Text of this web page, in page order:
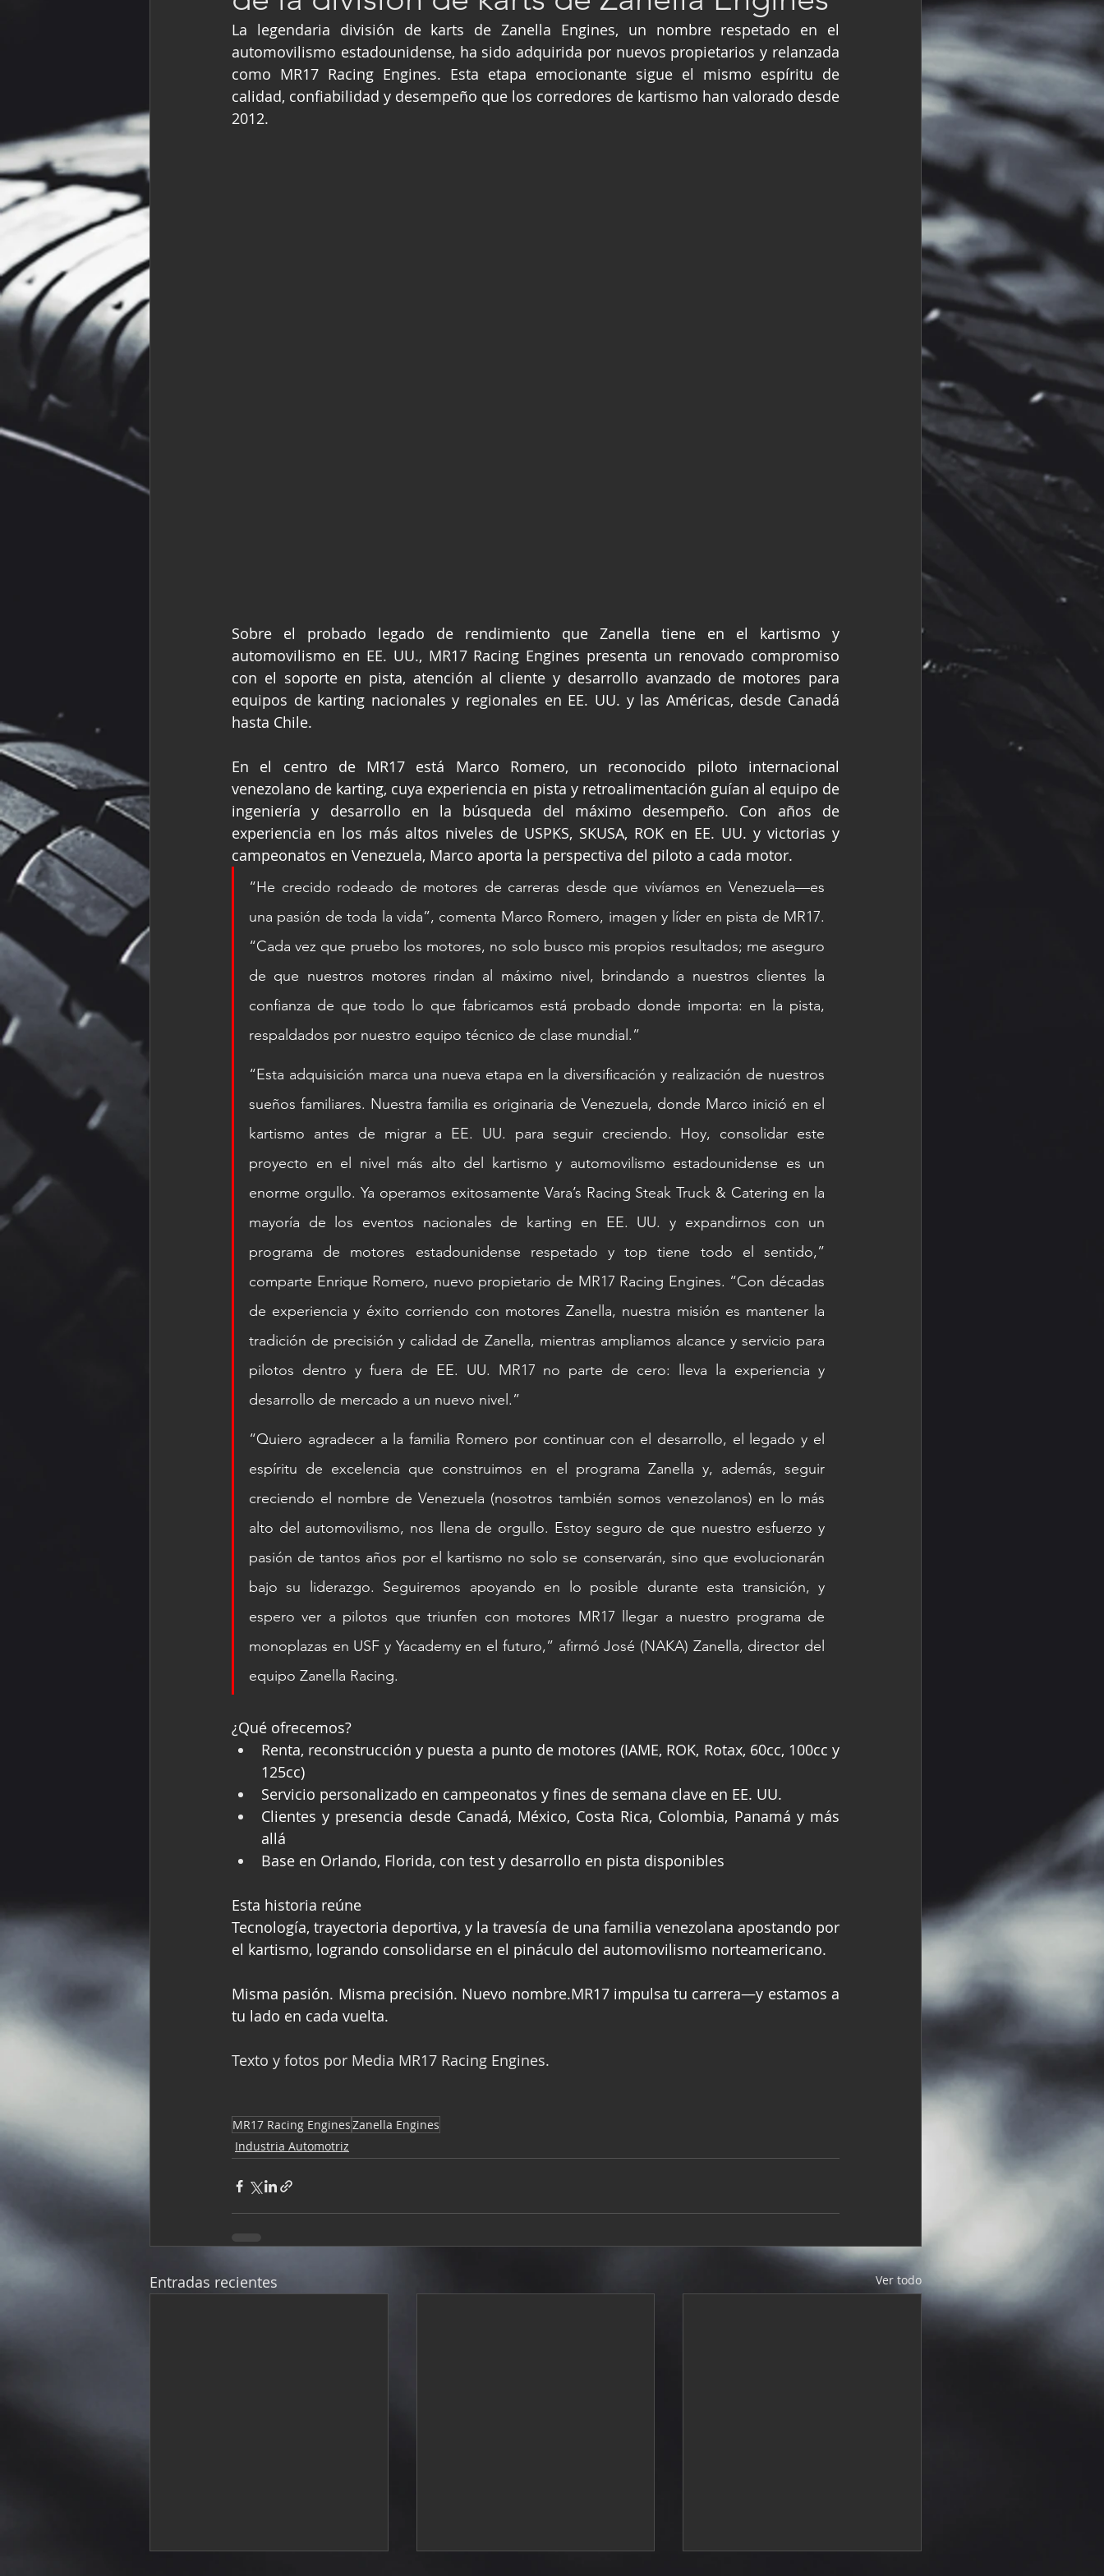
NASCAR México
La legendaria división de karts de Zanella Engines, un nombre respetado en el
automovilismo estadounidense, ha sido adquirida por nuevos propietarios y relanzada
como MR17 Racing Engines. Esta etapa emocionante sigue el mismo espíritu de
calidad, confiabilidad y desempeño que los corredores de kartismo han valorado desde
2012.
Sobre el probado legado de rendimiento que Zanella tiene en el kartismo y
automovilismo en EE. UU., MR17 Racing Engines presenta un renovado compromiso
con el soporte en pista, atención al cliente y desarrollo avanzado de motores para
equipos de karting nacionales y regionales en EE. UU. y las Américas, desde Canadá
hasta Chile.
En el centro de MR17 está Marco Romero, un reconocido piloto internacional
venezolano de karting, cuya experiencia en pista y retroalimentación guían al equipo de
ingeniería y desarrollo en la búsqueda del máximo desempeño. Con años de
experiencia en los más altos niveles de USPKS, SKUSA, ROK en EE. UU. y victorias y
campeonatos en Venezuela, Marco aporta la perspectiva del piloto a cada motor.
“He crecido rodeado de motores de carreras desde que vivíamos en Venezuela—es
una pasión de toda la vida”, comenta Marco Romero, imagen y líder en pista de MR17.
“Cada vez que pruebo los motores, no solo busco mis propios resultados; me aseguro
de que nuestros motores rindan al máximo nivel, brindando a nuestros clientes la
confianza de que todo lo que fabricamos está probado donde importa: en la pista,
respaldados por nuestro equipo técnico de clase mundial.”
“Esta adquisición marca una nueva etapa en la diversificación y realización de nuestros
sueños familiares. Nuestra familia es originaria de Venezuela, donde Marco inició en el
kartismo antes de migrar a EE. UU. para seguir creciendo. Hoy, consolidar este
proyecto en el nivel más alto del kartismo y automovilismo estadounidense es un
enorme orgullo. Ya operamos exitosamente Vara’s Racing Steak Truck & Catering en la
mayoría de los eventos nacionales de karting en EE. UU. y expandirnos con un
programa de motores estadounidense respetado y top tiene todo el sentido,”
comparte Enrique Romero, nuevo propietario de MR17 Racing Engines. “Con décadas
de experiencia y éxito corriendo con motores Zanella, nuestra misión es mantener la
tradición de precisión y calidad de Zanella, mientras ampliamos alcance y servicio para
pilotos dentro y fuera de EE. UU. MR17 no parte de cero: lleva la experiencia y
desarrollo de mercado a un nuevo nivel.”
“Quiero agradecer a la familia Romero por continuar con el desarrollo, el legado y el
espíritu de excelencia que construimos en el programa Zanella y, además, seguir
creciendo el nombre de Venezuela (nosotros también somos venezolanos) en lo más
alto del automovilismo, nos llena de orgullo. Estoy seguro de que nuestro esfuerzo y
pasión de tantos años por el kartismo no solo se conservarán, sino que evolucionarán
bajo su liderazgo. Seguiremos apoyando en lo posible durante esta transición, y
espero ver a pilotos que triunfen con motores MR17 llegar a nuestro programa de
monoplazas en USF y Yacademy en el futuro,” afirmó José (NAKA) Zanella, director del
equipo Zanella Racing.
¿Qué ofrecemos?
Renta, reconstrucción y puesta a punto de motores (IAME, ROK, Rotax, 60cc, 100cc y
125cc)
Servicio personalizado en campeonatos y fines de semana clave en EE. UU.
Clientes y presencia desde Canadá, México, Costa Rica, Colombia, Panamá y más
allá
Base en Orlando, Florida, con test y desarrollo en pista disponibles
Esta historia reúne
Tecnología, trayectoria deportiva, y la travesía de una familia venezolana apostando por
el kartismo, logrando consolidarse en el pináculo del automovilismo norteamericano.
Misma pasión. Misma precisión. Nuevo nombre.MR17 impulsa tu carrera—y estamos a
tu lado en cada vuelta.
Texto y fotos por Media MR17 Racing Engines.
MR17 Racing EnginesZanella Engines
Industria Automotriz
Entradas recientes Ver todo